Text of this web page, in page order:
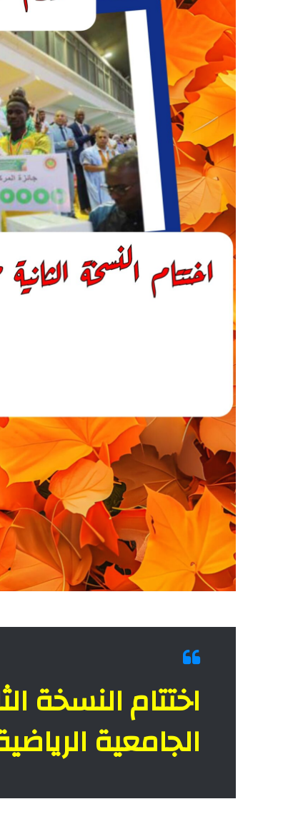
اختتام النسخة
الجامعية